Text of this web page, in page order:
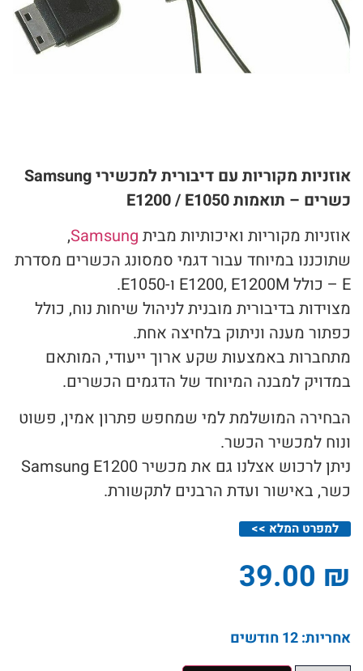
אוזניות מקוריות עם דיבורית למכשירי Samsung
כשרים – תואמות E1200 / E1050
אוזניות מקוריות ואיכותיות מבית Samsung
,
שתוכננו במיוחד עבור דגמי סמסונג הכשרים מסדרת
E – כולל E1200, E1200M ו-E1050.
מצוידות בדיבורית מובנית לניהול שיחות נוח, כולל
כפתור מענה וניתוק בלחיצה אחת.
מתחברות באמצעות שקע ארוך ייעודי, המותאם
במדויק למבנה המיוחד של הדגמים הכשרים.
הבחירה המושלמת למי שמחפש פתרון אמין, פשוט
ונוח למכשיר הכשר.
ניתן לרכוש אצלנו גם את מכשיר Samsung E1200
כשר, באישור ועדת הרבנים לתקשורת.
למפרט המלא >>
39.00 ₪
אחריות: 12 חודשים